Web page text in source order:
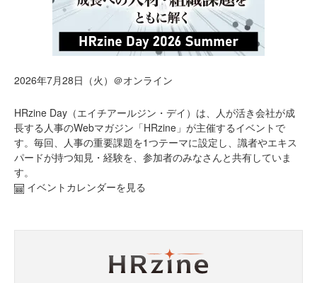
2026年7月28日（火）＠オンライン
HRzine Day（エイチアールジン・デイ）は、人が活き会社が成
長する人事のWebマガジン「HRzine」が主催するイベントで
す。毎回、人事の重要課題を1つテーマに設定し、識者やエキス
パードが持つ知見・経験を、参加者のみなさんと共有していま
す。
イベントカレンダーを見る